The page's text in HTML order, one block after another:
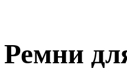
Ремни